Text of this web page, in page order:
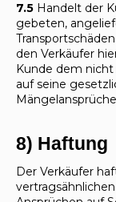
7.5 Handelt der
gebeten,
den Verkäufer
Kunde dem nicht
auf seine
8) Haftung
Der Verkäufer